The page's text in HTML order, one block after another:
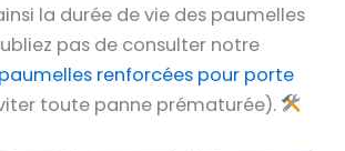
la durée de vie des paumelles
pas de consulter notre
renforcées pour porte
toute panne prématurée).